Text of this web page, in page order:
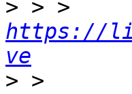
>
https://
ve
> >